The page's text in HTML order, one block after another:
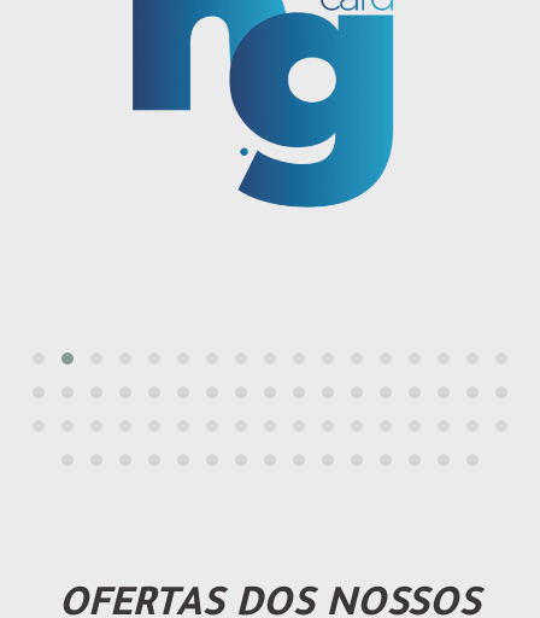
OFERTAS DOS NOSSOS